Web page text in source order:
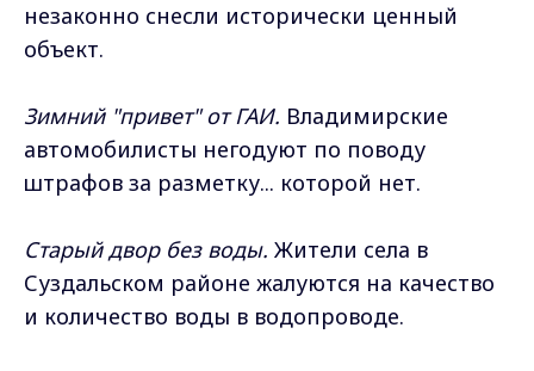
незаконно снесли исторически ценный
объект.
Зимний "привет" от ГАИ. Владимирские
автомобилисты негодуют по поводу
штрафов за разметку... которой нет.
Старый двор без воды. Жители села в
Суздальском районе жалуются на качество
и количество воды в водопроводе.